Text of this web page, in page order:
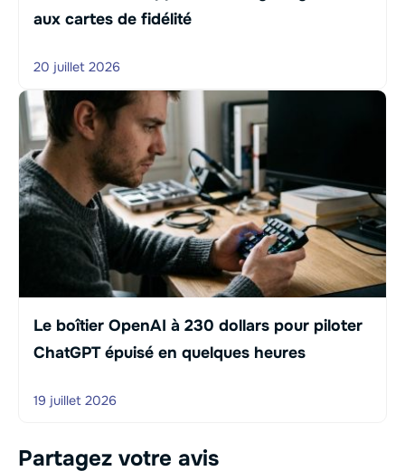
aux cartes de fidélité
20 juillet 2026
Le boîtier OpenAI à 230 dollars pour piloter
ChatGPT épuisé en quelques heures
19 juillet 2026
Partagez votre avis